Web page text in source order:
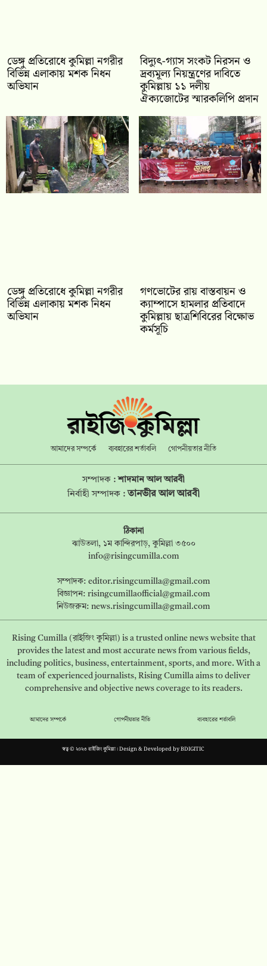
ডেঙ্গু প্রতিরোধে কুমিল্লা নগরীর
বিভিন্ন এলাকায় মশক নিধন
অভিযান
‎বিদ্যুৎ-গ্যাস সংকট নিরসন ও
দ্রব্যমূল্য নিয়ন্ত্রণের দাবিতে
কুমিল্লায় ১১ দলীয়
ঐক‍্যজোটের স্মারকলিপি প্রদান
ডেঙ্গু প্রতিরোধে কুমিল্লা নগরীর
বিভিন্ন এলাকায় মশক নিধন
অভিযান
গণভোটের রায় বাস্তবায়ন ও
ক্যাম্পাসে হামলার প্রতিবাদে
কুমিল্লায় ছাত্রশিবিরের বিক্ষোভ
কর্মসূচি
আমাদের সম্পর্কে ব্যবহারের শর্তাবলি গোপনীয়তার নীতি
সম্পাদক :শাদমান আল আরবী
নির্বাহী সম্পাদক : তানভীর আল আরবী
ঠিকানা
ঝাউতলা, ১ম কান্দিরপাড়, কুমিল্লা ৩৫০০
info@risingcumilla.com
সম্পাদক: editor.risingcumilla@gmail.com
বিজ্ঞাপন: risingcumillaofficial@gmail.com
নিউজরুম: news.risingcumilla@gmail.com
Rising Cumilla (রাইজিং কুমিল্লা) is a trusted online news website that
provides the latest and most accurate news from various fields,
including politics, business, entertainment, sports, and more. With a
team of experienced journalists, Rising Cumilla aims to deliver
comprehensive and objective news coverage to its readers.
আমাদের সম্পর্কে গোপনীয়তার নীতি ব্যবহারের শর্তাবলি
স্বত্ব © ২০২৩ রাইজিং কুমিল্লা। Design & Developed byBDIGITIC